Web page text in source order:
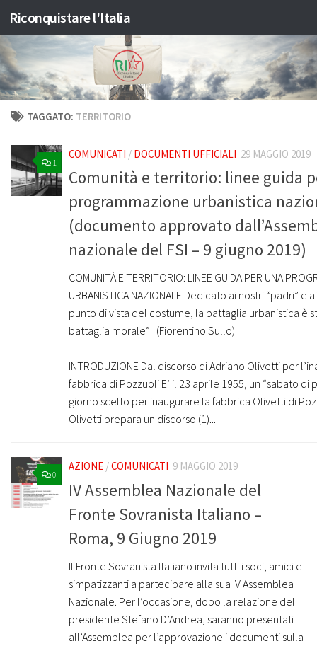
Salta al contenuto
Riconquistare l'Italia
TAGGATO: TERRITORIO
1
COMUNICATI / DOCUMENTI UFFICIALI 29 MAGGIO 2019
Comunità e territorio: linee guida
programmazione urbanistica
(documento approvato
nazionale del FSI – 9 giugno 2019)
COMUNITÀ E TERRITORIO: LINEE GUIDA PER UNA
URBANISTICA NAZIONALE Dedicato ai nostri “padri” e
punto di vista del costume, la battaglia urbanistica è
battaglia morale” (Fiorentino Sullo)
INTRODUZIONE Dal discorso di Adriano Olivetti per
fabbrica di Pozzuoli E’ il 23 aprile 1955, un “sabato di
giorno scelto per inaugurare la fabbrica Olivetti di
Olivetti prepara un discorso (1)...
0
AZIONE /COMUNICATI 9 MAGGIO 2019
IV Assemblea Nazionale del
Fronte Sovranista Italiano –
Roma, 9 Giugno 2019
Il Fronte Sovranista Italiano invita tutti i soci, amici e
simpatizzanti a partecipare alla sua IV Assemblea
Nazionale. Per l’occasione, dopo la relazione del
presidente Stefano D’Andrea, saranno presentati
all’Assemblea per l’approvazione i documenti sulla